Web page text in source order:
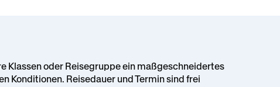
Klassen oder Reisegruppe ein maßgeschneidertes
Konditionen. Reisedauer und Termin sind frei